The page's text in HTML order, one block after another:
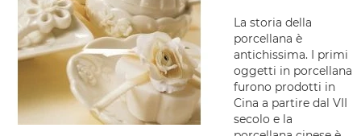
La storia della
porcellana è
antichissima. I primi
oggetti in porcellana
furono prodotti in
Cina a partire dal VII
secolo e la